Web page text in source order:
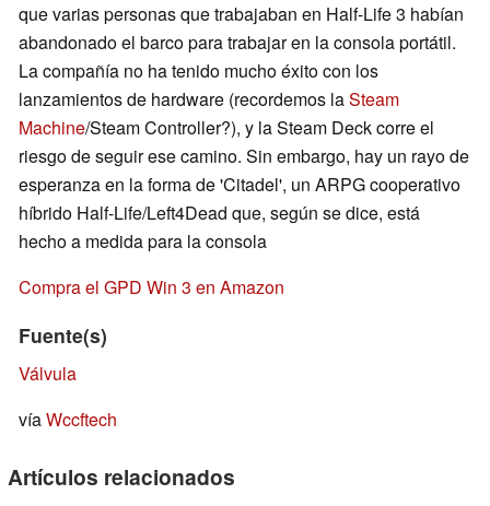
que varias personas que trabajaban en Half-Life 3 habían
abandonado el barco para trabajar en la consola portátil.
La compañía no ha tenido mucho éxito con los
lanzamientos de hardware (recordemos laSteam
Machine/Steam Controller?), y la Steam Deck corre el
riesgo de seguir ese camino. Sin embargo, hay un rayo de
esperanza en la forma de 'Citadel', un ARPG cooperativo
híbrido Half-Life/Left4Dead que, según se dice, está
hecho a medida para la consola
Compra el GPD Win 3 en Amazon
Fuente(s)
Válvula
víaWccftech
Artículos relacionados